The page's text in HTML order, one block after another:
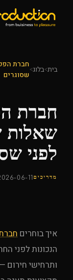
בית>בלוג>
שסוגרים
שאלות
לפני
מדריכים 06-11
איך בוחרים
הנכונות לפני
ותרחישי חירום